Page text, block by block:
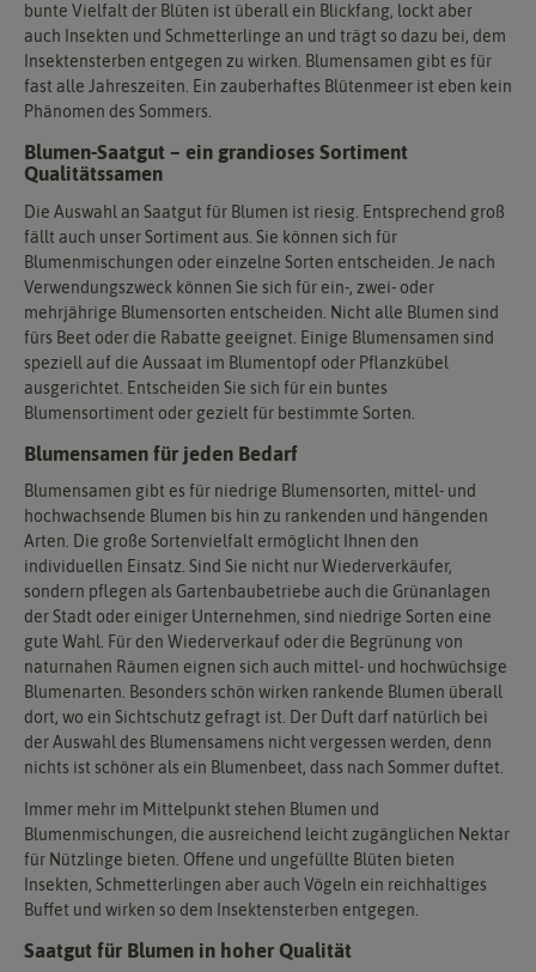
bunte Vielfalt der Blüten ist überall ein Blickfang, lockt aber
auch Insekten und Schmetterlinge an und trägt so dazu bei, dem
Insektensterben entgegen zu wirken. Blumensamen gibt es für
fast alle Jahreszeiten. Ein zauberhaftes Blütenmeer ist eben kein
Phänomen des Sommers.
Blumen-Saatgut – ein grandioses Sortiment
Qualitätssamen
Die Auswahl an Saatgut für Blumen ist riesig. Entsprechend groß
fällt auch unser Sortiment aus. Sie können sich für
Blumenmischungen oder einzelne Sorten entscheiden. Je nach
Verwendungszweck können Sie sich für ein-, zwei- oder
mehrjährige Blumensorten entscheiden. Nicht alle Blumen sind
fürs Beet oder die Rabatte geeignet. Einige Blumensamen sind
speziell auf die Aussaat im Blumentopf oder Pflanzkübel
ausgerichtet. Entscheiden Sie sich für ein buntes
Blumensortiment oder gezielt für bestimmte Sorten.
Blumensamen für jeden Bedarf
Blumensamen gibt es für niedrige Blumensorten, mittel- und
hochwachsende Blumen bis hin zu rankenden und hängenden
Arten. Die große Sortenvielfalt ermöglicht Ihnen den
individuellen Einsatz. Sind Sie nicht nur Wiederverkäufer,
sondern pflegen als Gartenbaubetriebe auch die Grünanlagen
der Stadt oder einiger Unternehmen, sind niedrige Sorten eine
gute Wahl. Für den Wiederverkauf oder die Begrünung von
naturnahen Räumen eignen sich auch mittel- und hochwüchsige
Blumenarten. Besonders schön wirken rankende Blumen überall
dort, wo ein Sichtschutz gefragt ist. Der Duft darf natürlich bei
der Auswahl des Blumensamens nicht vergessen werden, denn
nichts ist schöner als ein Blumenbeet, dass nach Sommer duftet.
Immer mehr im Mittelpunkt stehen Blumen und
Blumenmischungen, die ausreichend leicht zugänglichen Nektar
für Nützlinge bieten. Offene und ungefüllte Blüten bieten
Insekten, Schmetterlingen aber auch Vögeln ein reichhaltiges
Buffet und wirken so dem Insektensterben entgegen.
Saatgut für Blumen in hoher Qualität